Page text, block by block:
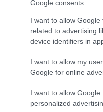
Google consents
I want to allow Google
related to advertising
device identifiers in
I want to allow my
Google for online
I want to allow Google
personalized